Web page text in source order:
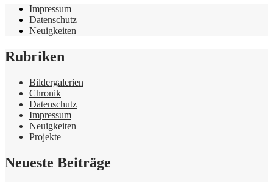
Impressum
Datenschutz
Neuigkeiten
Rubriken
Bildergalerien
Chronik
Datenschutz
Impressum
Neuigkeiten
Projekte
Neueste Beiträge